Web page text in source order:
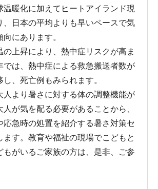
暖化に加えてヒートアイランド現
、日本の平均よりも早いペースで気
にあります。
上昇により、熱中症リスクが高ま
では、熱中症による救急搬送者数が
、死亡例もみられます。
より暑さに対する体の調整機能が
が気を配る必要があることから、
応急時の処置を紹介する暑さ対策セ
ます。教育や福祉の現場でこどもと
もがいるご家族の方は、是非、ご参